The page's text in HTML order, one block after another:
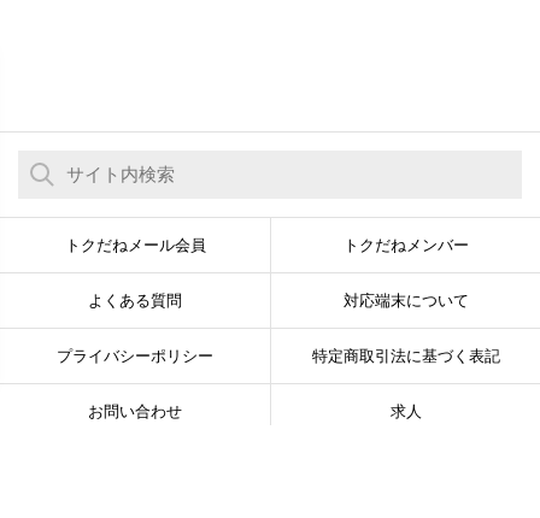
トクだねメール会員 トクだねメンバー
よくある質問 対応端末について
プライバシーポリシー 特定商取引法に基づく表記
お問い合わせ 求人